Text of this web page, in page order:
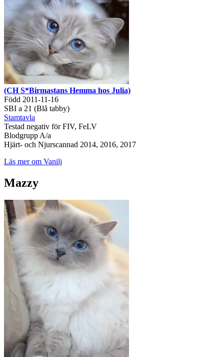
(CH S*Birmastans Hemma hos Julia)
Född 2011-11-16
SBI a 21 (Blå tabby)
Stamtavla
Testad negativ för FIV, FeLV
Blodgrupp A/a
Hjärt- och Njurscannad 2014, 2016, 2017
Läs mer om Vanilj
Mazzy